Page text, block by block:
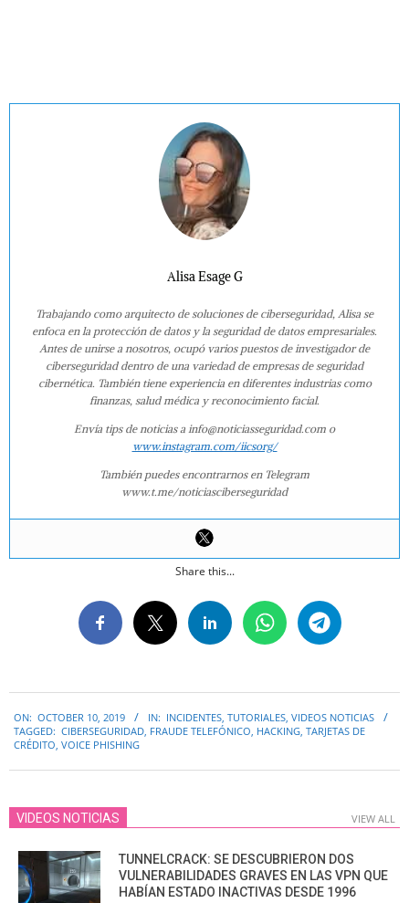
Alisa Esage G
Trabajando como arquitecto de soluciones de ciberseguridad, Alisa se
enfoca en la protección de datos y la seguridad de datos empresariales.
Antes de unirse a nosotros, ocupó varios puestos de investigador de
ciberseguridad dentro de una variedad de empresas de seguridad
cibernética. También tiene experiencia en diferentes industrias como
finanzas, salud médica y reconocimiento facial.
Envía tips de noticias a info@noticiasseguridad.com o
www.instagram.com/iicsorg/
También puedes encontrarnos en Telegram
www.t.me/noticiasciberseguridad
Share this...
10-
10
ON: OCTOBER 10, 2019 IN: INCIDENTES, TUTORIALES, VIDEOS NOTICIAS
TAGGED: CIBERSEGURIDAD, FRAUDE TELEFÓNICO, HACKING, TARJETAS DE
CRÉDITO, VOICE PHISHING
VIDEOS NOTICIAS VIEW ALL
TUNNELCRACK: SE DESCUBRIERON DOS
VULNERABILIDADES GRAVES EN LAS VPN QUE
HABÍAN ESTADO INACTIVAS DESDE 1996